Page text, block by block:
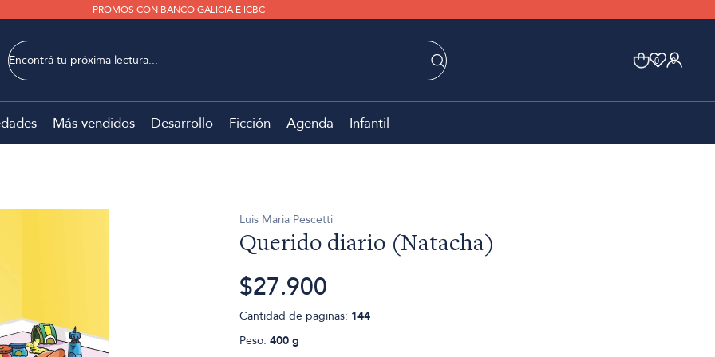
PROMOS CON BANCO GALICIA E ICBC
0 0
Más vendidos Desarrollo Ficción Agenda Infantil
Luis Maria Pescetti
Querido diario (Natacha)
$27.900
Cantidad de páginas: 144
Peso: 400 g